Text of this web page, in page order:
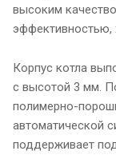
высоким
эффективностью,
Корпус котла
с высотой 3 мм.
полимерно-
автоматической
поддерживает